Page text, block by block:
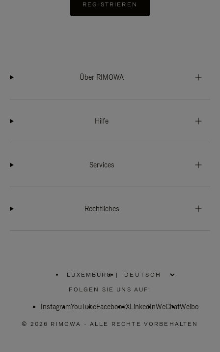
REGISTRIEREN
Über RIMOWA
Hilfe
Services
Rechtliches
LUXEMBURG
WÄHLEN
SIE
REGION
|
FOLGEN SIE UNS AUF:
InstagramYouTubeFacebookXLinkedInWeChatWeibo
© 2026 RIMOWA - ALLE RECHTE VORBEHALTEN